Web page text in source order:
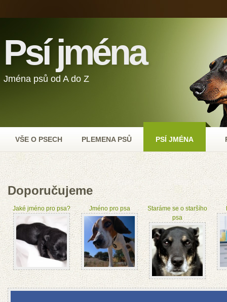
Psí jména
Jména psů od A do Z
VŠE O PSECH PLEMENA PSŮ PSÍ JMÉNA
Doporučujeme
Jaké jméno pro psa? Jméno pro psa
Staráme se o staršího
psa